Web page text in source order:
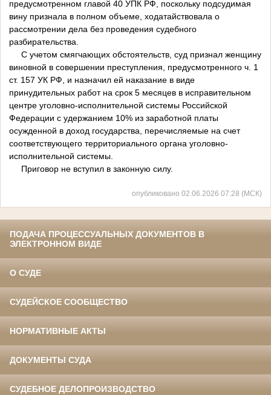
предусмотренном главой 40 УПК РФ, поскольку подсудимая
вину признала в полном объеме, ходатайствовала о
рассмотрении дела без проведения судебного
разбирательства.
С учетом смягчающих обстоятельств, суд признал женщину
виновной в совершении преступления, предусмотренного ч. 1
ст. 157 УК РФ, и назначил ей наказание в виде
принудительных работ на срок 5 месяцев в исправительном
центре уголовно-исполнительной системы Российской
Федерации с удержанием 10% из заработной платы
осужденной в доход государства, перечисляемые на счет
соответствующего территориального органа уголовно-
исполнительной системы.
Приговор не вступил в законную силу.
опубликовано 02.06.2026 07:28 (МСК)
ПОДАЧА ПРОЦЕССУАЛЬНЫХ ДОКУМЕНТОВ В
ЭЛЕКТРОННОМ ВИДЕ
О СУДЕ
СУДЕЙСКОЕ СООБЩЕСТВО
НОРМАТИВНЫЕ АКТЫ
ДОКУМЕНТЫ СУДА
СУДЕБНОЕ ДЕЛОПРОИЗВОДСТВО